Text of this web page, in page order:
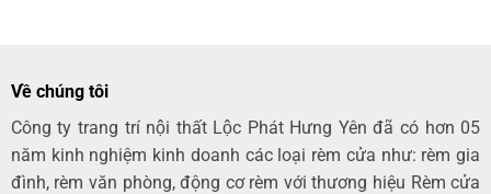
Về chúng tôi
Công ty trang trí nội thất Lộc Phát Hưng Yên đã có hơn 05
năm kinh nghiệm kinh doanh các loại rèm cửa như: rèm gia
đình, rèm văn phòng, động cơ rèm với thương hiệu Rèm cửa